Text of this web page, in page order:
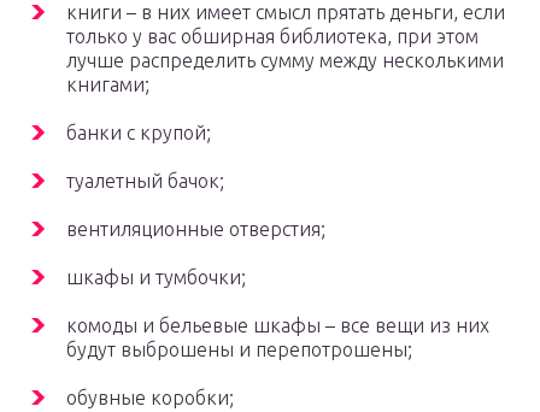
книги – в них имеет смысл прятать деньги, если
только у вас обширная библиотека, при этом
лучше распределить сумму между несколькими
книгами;
банки с крупой;
туалетный бачок;
вентиляционные отверстия;
шкафы и тумбочки;
комоды и бельевые шкафы – все вещи из них
будут выброшены и перепотрошены;
обувные коробки;